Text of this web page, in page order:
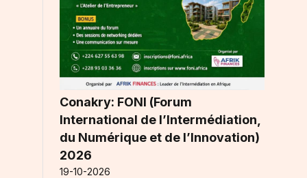
Conakry: FONI (Forum
International de l’Intermédiation,
du Numérique et de l’Innovation)
2026
19-10-2026